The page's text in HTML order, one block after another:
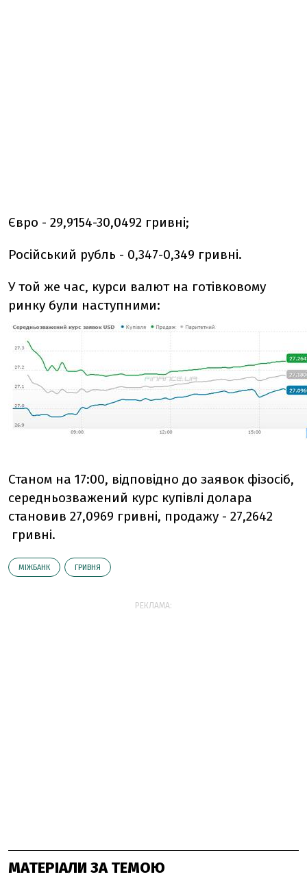
Євро - 29,9154-30,0492 гривні;
Російський рубль - 0,347-0,349 гривні.
У той же час, курси валют на готівковому
ринку були наступними:
Станом на 17:00, відповідно до заявок фізосіб,
середньозважений курс купівлі долара
становив 27,0969 гривні, продажу - 27,2642
гривні.
МІЖБАНК ГРИВНЯ
РЕКЛАМА:
МАТЕРІАЛИ ЗА ТЕМОЮ